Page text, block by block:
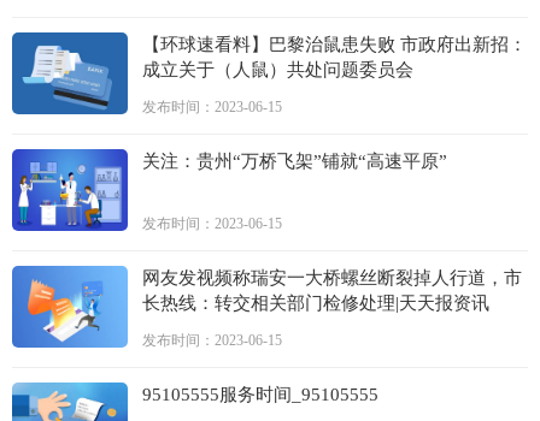
【环球速看料】巴黎治鼠患失败 市政府出新招：
成立关于（人鼠）共处问题委员会
发布时间：2023-06-15
关注：贵州“万桥飞架”铺就“高速平原”
发布时间：2023-06-15
网友发视频称瑞安一大桥螺丝断裂掉人行道，市
长热线：转交相关部门检修处理|天天报资讯
发布时间：2023-06-15
95105555服务时间_95105555